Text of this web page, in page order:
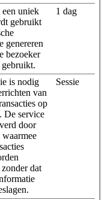
een uniek
gebruikt
genereren
bezoeker
1 dag
is nodig
van
op
De service
door
dat
Sessie